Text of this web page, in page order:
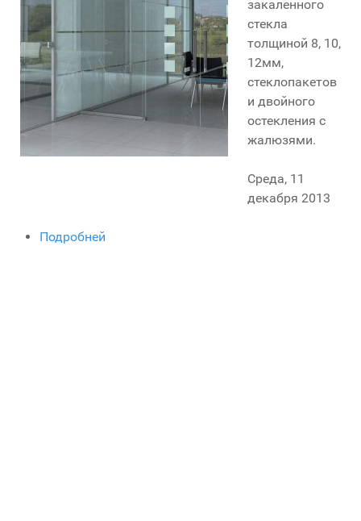
закаленного
стекла
толщиной 8, 10,
12мм,
стеклопакетов
и двойного
остекления с
жалюзями.
Среда, 11
декабря 2013
Подробней